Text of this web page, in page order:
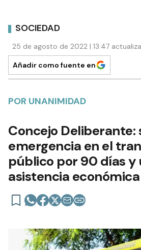
SOCIEDAD
25 de agosto de 2022 | 13:47
Añadir como fuente en
POR UNANIMIDAD
Concejo Deliberante:
emergencia en el
público por 90 días y
asistencia económica